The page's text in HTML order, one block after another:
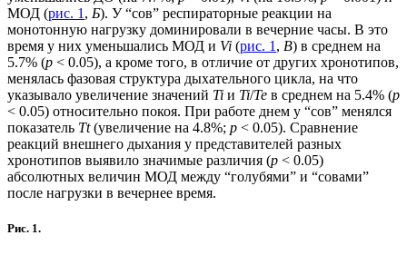
МОД (рис. 1 , Б). У “сов” респираторные реакции на
монотонную нагрузку доминировали в вечерние часы. В это
время у них уменьшались МОД и Vi (рис. 1 , В) в среднем на
5.7% (p < 0.05), a кроме того, в отличие от других хронотипов,
менялась фазовая структура дыхательного цикла, на что
указывало увеличение значений Ti и Ti/Te в среднем на 5.4% (p
< 0.05) относительно покоя. При работе днем у “сов” менялся
показатель Tt(увеличение на 4.8%; p < 0.05). Сравнение
реакций внешнего дыхания у представителей разных
хронотипов выявило значимые различия (p < 0.05)
абсолютных величин МОД между “голубями” и “совами”
после нагрузки в вечернее время.
Рис. 1.